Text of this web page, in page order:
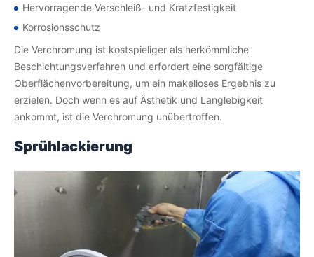
Hervorragende Verschleiß- und Kratzfestigkeit
Korrosionsschutz
Die Verchromung ist kostspieliger als herkömmliche
Beschichtungsverfahren und erfordert eine sorgfältige
Oberflächenvorbereitung, um ein makelloses Ergebnis zu
erzielen. Doch wenn es auf Ästhetik und Langlebigkeit
ankommt, ist die Verchromung unübertroffen.
Sprühlackierung